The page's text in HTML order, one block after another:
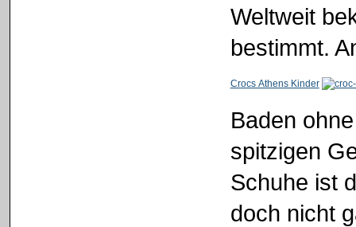
Weltweit
bestimmt.
Crocs Athens Kinder
Baden
spitzigen
Schuhe ist
doch nicht